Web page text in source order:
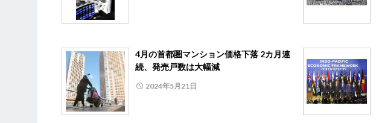
4月の首都圏マンション価格下落 2カ月連
続、発売戸数は大幅減
2024年5月21日